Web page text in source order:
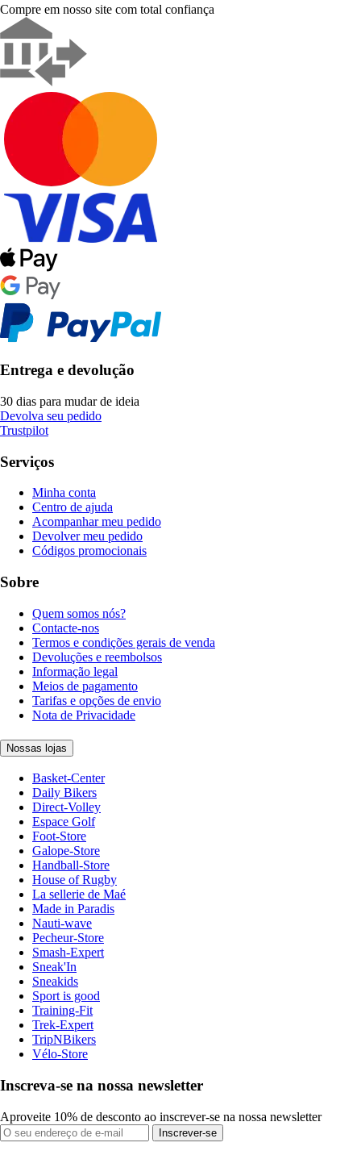
Compre em nosso site com total confiança
Entrega e devolução
30 dias para mudar de ideia
Devolva seu pedido
Trustpilot
Serviços
Minha conta
Centro de ajuda
Acompanhar meu pedido
Devolver meu pedido
Códigos promocionais
Sobre
Quem somos nós?
Contacte-nos
Termos e condições gerais de venda
Devoluções e reembolsos
Informação legal
Meios de pagamento
Tarifas e opções de envio
Nota de Privacidade
Nossas lojas
Basket-Center
Daily Bikers
Direct-Volley
Espace Golf
Foot-Store
Galope-Store
Handball-Store
House of Rugby
La sellerie de Maé
Made in Paradis
Nauti-wave
Pecheur-Store
Smash-Expert
Sneak'In
Sneakids
Sport is good
Training-Fit
Trek-Expert
TripNBikers
Vélo-Store
Inscreva-se na nossa newsletter
Aproveite 10% de desconto ao inscrever-se na nossa newsletter
Inscrever-se